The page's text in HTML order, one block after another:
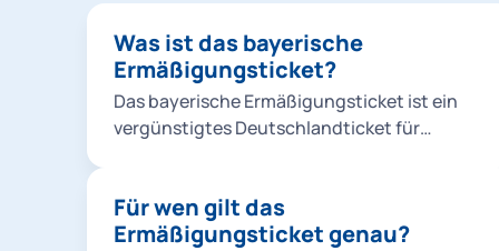
Was ist das bayerische
Ermäßigungsticket?
Das bayerische Ermäßigungsticket ist ein
vergünstigtes Deutschlandticket für
Euro pro Monat.
Für wen gilt das
Ermäßigungsticket genau?